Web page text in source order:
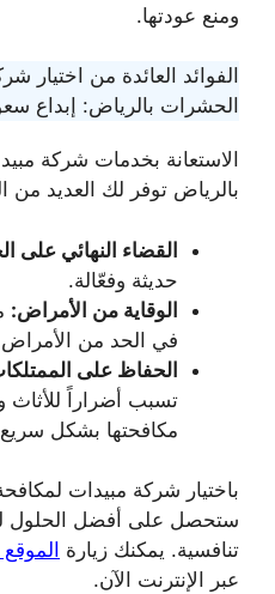
ومنع عودتها.
الفوائد العائدة من اختيار
الحشرات بالرياض: إبداع
الاستعانة بخدمات شركة
بالرياض توفر لك العديد من
القضاء النهائي على
حديثة وفعّالة.
الوقاية من الأمراض:
في الحد من الأمراض
الحفاظ على
تسبب أضراراً للأثاث
مكافحتها بشكل
باختيار شركة مبيدات
ستحصل على أفضل الحلول
تنافسية. يمكنك زيارة
عبر الإنترنت الآن.